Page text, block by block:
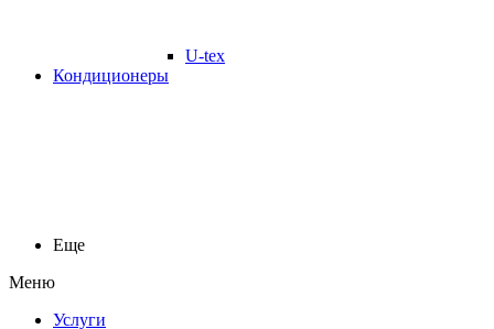
U-tex
Кондиционеры
Еще
Меню
Услуги